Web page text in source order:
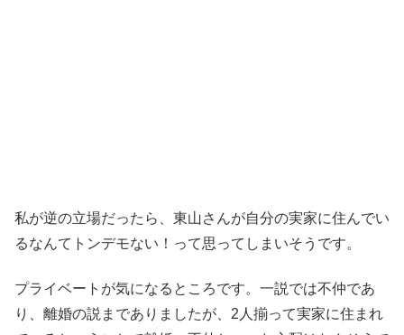
私が逆の立場だったら、東山さんが自分の実家に住んでい
るなんてトンデモない！って思ってしまいそうです。
プライベートが気になるところです。一説では不仲であ
り、離婚の説までありましたが、2人揃って実家に住まれ